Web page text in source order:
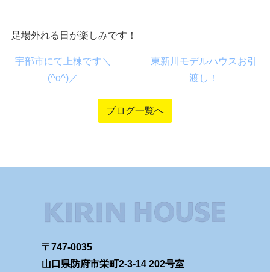
足場外れる日が楽しみです！
宇部市にて上棟です＼
(^o^)／
東新川モデルハウスお引
渡し！
ブログ一覧へ
〒747-0035
山口県防府市栄町2-3-14 202号室